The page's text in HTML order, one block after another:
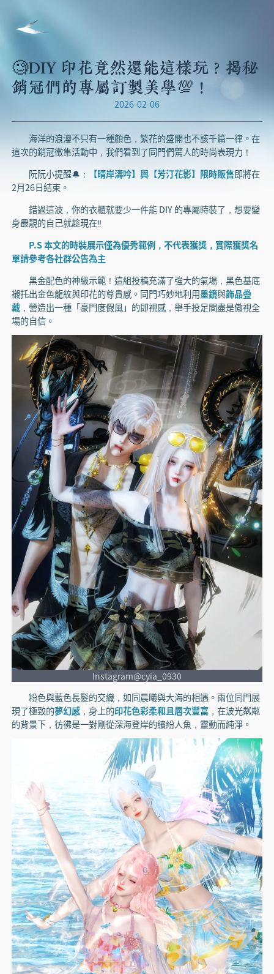
🧐DIY 印花竟然還能這樣玩？揭秘
銷冠們的專屬訂製美學💯！
2026-02-06
海洋的浪漫不只有一種顏色，繁花的盛開也不該千篇一律。在
這次的銷冠徵集活動中，我們看到了同門們驚人的時尚表現力！
阮阮小提醒🔔：
【晴岸濤吟】與【芳汀花影】限時販售即將在
2月26日結束。
錯過這波，你的衣櫃就要少一件能 DIY 的專屬時裝了，想要變
身最靚的自己就趁現在‼️
P.S 本文的時裝展示僅為優秀範例，不代表獲獎，實際獲獎名
單請參考各社群公告為主
黑金配色的神級示範！這組投稿充滿了強大的氣場，黑色基底
襯托出金色龍紋與印花的尊貴感。同門巧妙地利用墨鏡與飾品疊
戴，營造出一種「豪門度假風」的即視感，舉手投足間盡是傲視全
場的自信。
Instagram@cyia_0930
粉色與藍色長髮的交織，如同晨曦與大海的相遇。兩位同門展
現了極致的夢幻感，身上的印花色彩柔和且層次豐富，在波光粼粼
的背景下，彷彿是一對剛從深海登岸的繽紛人魚，靈動而純淨。